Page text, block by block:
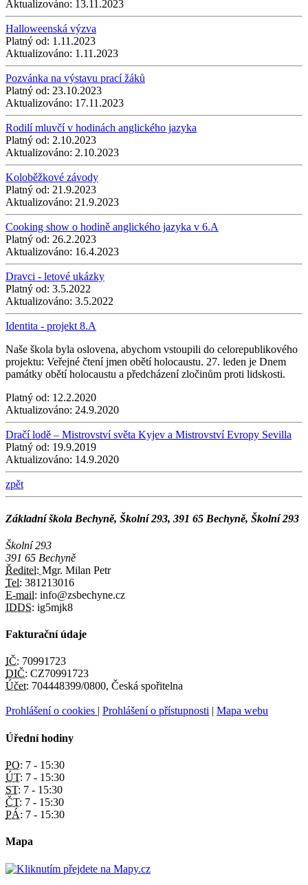
Aktualizováno: 13.11.2023
Halloweenská výzva
Platný od: 1.11.2023
Aktualizováno: 1.11.2023
Pozvánka na výstavu prací žáků
Platný od: 23.10.2023
Aktualizováno: 17.11.2023
Rodilí mluvčí v hodinách anglického jazyka
Platný od: 2.10.2023
Aktualizováno: 2.10.2023
Koloběžkové závody
Platný od: 21.9.2023
Aktualizováno: 21.9.2023
Cooking show o hodině anglického jazyka v 6.A
Platný od: 26.2.2023
Aktualizováno: 16.4.2023
Dravci - letové ukázky
Platný od: 3.5.2022
Aktualizováno: 3.5.2022
Identita - projekt 8.A
Naše škola byla oslovena, abychom vstoupili do celorepublikového
projektu: Veřejné čtení jmen obětí holocaustu. 27. leden je Dnem
památky obětí holocaustu a předcházení zločinům proti lidskosti.
Platný od: 12.2.2020
Aktualizováno: 24.9.2020
Dračí lodě – Mistrovství světa Kyjev a Mistrovství Evropy Sevilla
Platný od: 19.9.2019
Aktualizováno: 14.9.2020
zpět
Základní škola Bechyně, Školní 293, 391 65 Bechyně, Školní 293
Školní 293
391 65 Bechyně
Ředitel: Mgr. Milan Petr
Tel: 381213016
E-mail: info@zsbechyne.cz
IDDS: ig5mjk8
Fakturační údaje
IČ: 70991723
DIČ: CZ70991723
Účet: 704448399/0800, Česká spořitelna
Prohlášení o cookies Prohlášení o přístupnosti Mapa webu
Úřední hodiny
PO: 7 - 15:30
ÚT: 7 - 15:30
ST: 7 - 15:30
ČT: 7 - 15:30
PÁ: 7 - 15:30
Mapa